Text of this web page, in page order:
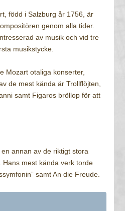
född i Salzburg år 1756, är
genom alla tider.
av musik och vid tre
musikstycke.
Mozart otaliga konserter,
de mest kända är Trollflöjten,
samt Figaros bröllop för att
annan av de riktigt stora
Hans mest kända verk torde
samt An die Freude.